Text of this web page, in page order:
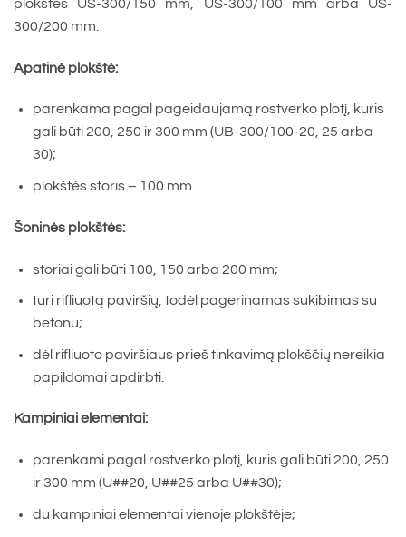
plokštės US-300/150 mm, US-300/100 mm arba US-
300/200 mm.
Apatinė plokštė:
parenkama pagal pageidaujamą rostverko plotį, kuris
gali būti 200, 250 ir 300 mm (UB-300/100-20, 25 arba
30);
plokštės storis – 100 mm.
Šoninės plokštės:
storiai gali būti 100, 150 arba 200 mm;
turi rifliuotą paviršių, todėl pagerinamas sukibimas su
betonu;
dėl rifliuoto paviršiaus prieš tinkavimą plokščių nereikia
papildomai apdirbti.
Kampiniai elementai:
parenkami pagal rostverko plotį, kuris gali būti 200, 250
ir 300 mm (U##20, U##25 arba U##30);
du kampiniai elementai vienoje plokštėje;